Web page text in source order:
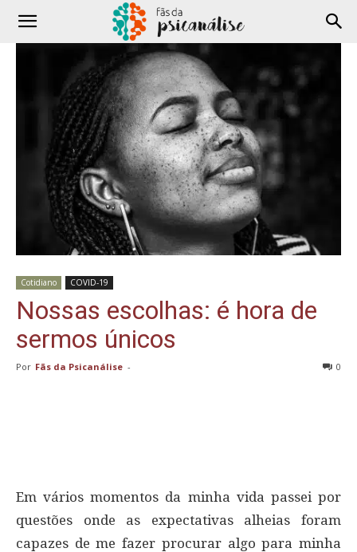
Cotidiano COVID-19
Nossas escolhas: é hora de
sermos únicos
Por Fãs da Psicanálise - 0
Em vários momentos da minha vida passei por
questões onde as expectativas alheias foram
capazes de me fazer procurar algo para minha